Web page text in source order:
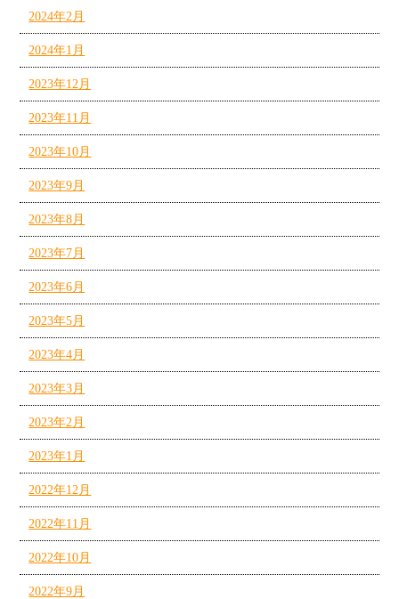
2024年2月
2024年1月
2023年12月
2023年11月
2023年10月
2023年9月
2023年8月
2023年7月
2023年6月
2023年5月
2023年4月
2023年3月
2023年2月
2023年1月
2022年12月
2022年11月
2022年10月
2022年9月